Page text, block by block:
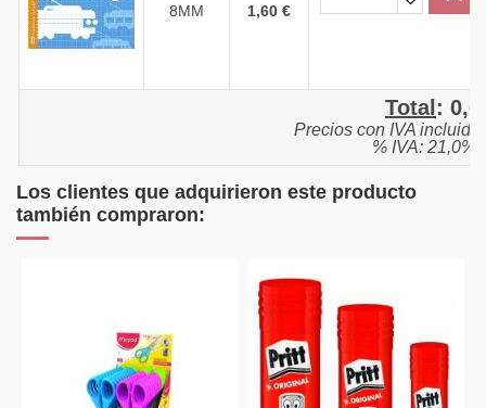
8MM 1,60 €
Total : 0,0
Precios con IVA incluido
% IVA: 21,0%.
Los clientes que adquirieron este producto
también compraron: